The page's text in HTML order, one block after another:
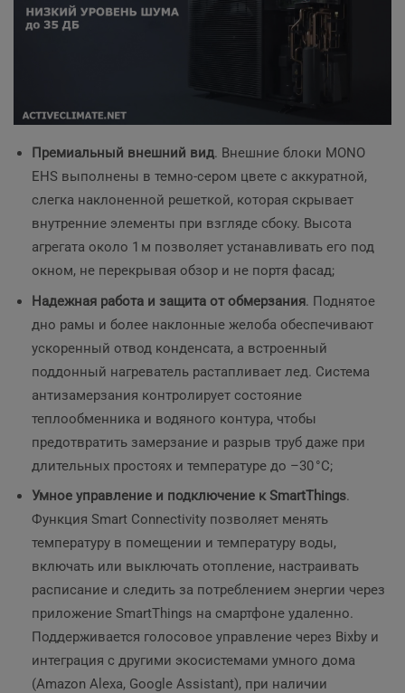
Премиальный внешний вид. Внешние блоки MONO
EHS выполнены в темно‑сером цвете с аккуратной,
слегка наклоненной решеткой, которая скрывает
внутренние элементы при взгляде сбоку. Высота
агрегата около 1 м позволяет устанавливать его под
окном, не перекрывая обзор и не портя фасад;
Надежная работа и защита от обмерзания. Поднятое
дно рамы и более наклонные желоба обеспечивают
ускоренный отвод конденсата, а встроенный
поддонный нагреватель растапливает лед. Система
антизамерзания контролирует состояние
теплообменника и водяного контура, чтобы
предотвратить замерзание и разрыв труб даже при
длительных простоях и температуре до –30 °C;
Умное управление и подключение к SmartThings.
Функция Smart Connectivity позволяет менять
температуру в помещении и температуру воды,
включать или выключать отопление, настраивать
расписание и следить за потреблением энергии через
приложение SmartThings на смартфоне удаленно.
Поддерживается голосовое управление через Bixby и
интеграция с другими экосистемами умного дома
(Amazon Alexa, Google Assistant), при наличии